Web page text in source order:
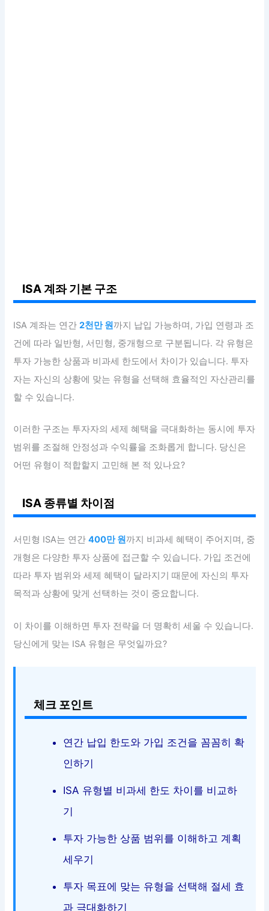
ISA 계좌 기본 구조
ISA 계좌는 연간2천만 원까지 납입 가능하며, 가입 연령과 조
건에 따라 일반형, 서민형, 중개형으로 구분됩니다. 각 유형은
투자 가능한 상품과 비과세 한도에서 차이가 있습니다. 투자
자는 자신의 상황에 맞는 유형을 선택해 효율적인 자산관리를
할 수 있습니다.
이러한 구조는 투자자의 세제 혜택을 극대화하는 동시에 투자
범위를 조절해 안정성과 수익률을 조화롭게 합니다. 당신은
어떤 유형이 적합할지 고민해 본 적 있나요?
ISA 종류별 차이점
서민형 ISA는 연간400만 원까지 비과세 혜택이 주어지며, 중
개형은 다양한 투자 상품에 접근할 수 있습니다. 가입 조건에
따라 투자 범위와 세제 혜택이 달라지기 때문에 자신의 투자
목적과 상황에 맞게 선택하는 것이 중요합니다.
이 차이를 이해하면 투자 전략을 더 명확히 세울 수 있습니다.
당신에게 맞는 ISA 유형은 무엇일까요?
체크 포인트
연간 납입 한도와 가입 조건을 꼼꼼히 확
인하기
ISA 유형별 비과세 한도 차이를 비교하
기
투자 가능한 상품 범위를 이해하고 계획
세우기
투자 목표에 맞는 유형을 선택해 절세 효
과 극대화하기